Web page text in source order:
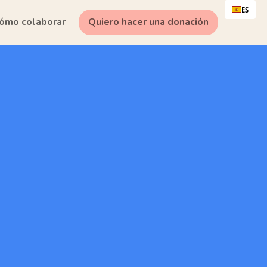
colaborar Quiero hacer una donación
ES